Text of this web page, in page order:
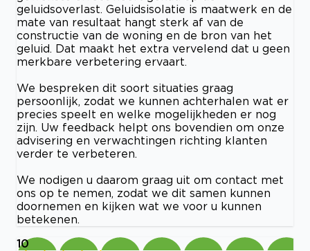
geluidsoverlast. Geluidsisolatie is maatwerk en de
mate van resultaat hangt sterk af van de
constructie van de woning en de bron van het
geluid. Dat maakt het extra vervelend dat u geen
merkbare verbetering ervaart.
We bespreken dit soort situaties graag
persoonlijk, zodat we kunnen achterhalen wat er
precies speelt en welke mogelijkheden er nog
zijn. Uw feedback helpt ons bovendien om onze
advisering en verwachtingen richting klanten
verder te verbeteren.
We nodigen u daarom graag uit om contact met
ons op te nemen, zodat we dit samen kunnen
doornemen en kijken wat we voor u kunnen
betekenen.
10